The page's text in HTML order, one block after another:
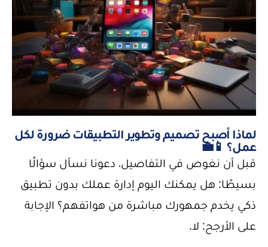
لماذا أصبح تصميم وتطوير التطبيقات ضرورة لكل
عمل؟ 📱💼
قبل أن نغوص في التفاصيل، دعونا نسأل سؤالًا
بسيطًا: هل يمكنك اليوم إدارة عملك بدون تطبيق
ذكي يخدم جمهورك مباشرة من هواتفهم؟ الإجابة
على الأرجح: لا.